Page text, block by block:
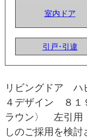
室内ドア
引戸･引違
リビングドア
４デザイン ８
ラウン〉 左引
しのご採用を検